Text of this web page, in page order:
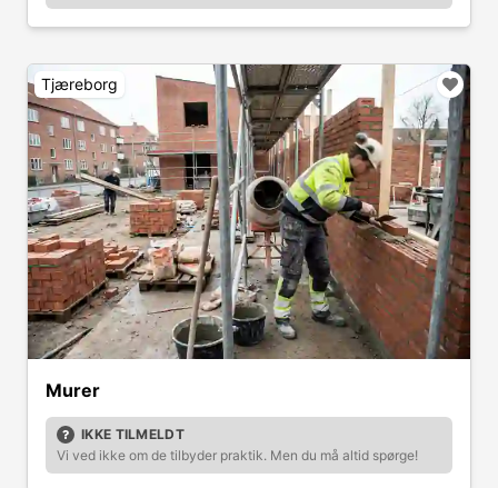
Tjæreborg
Murer
IKKE TILMELDT
Vi ved ikke om de tilbyder praktik. Men du må altid spørge!